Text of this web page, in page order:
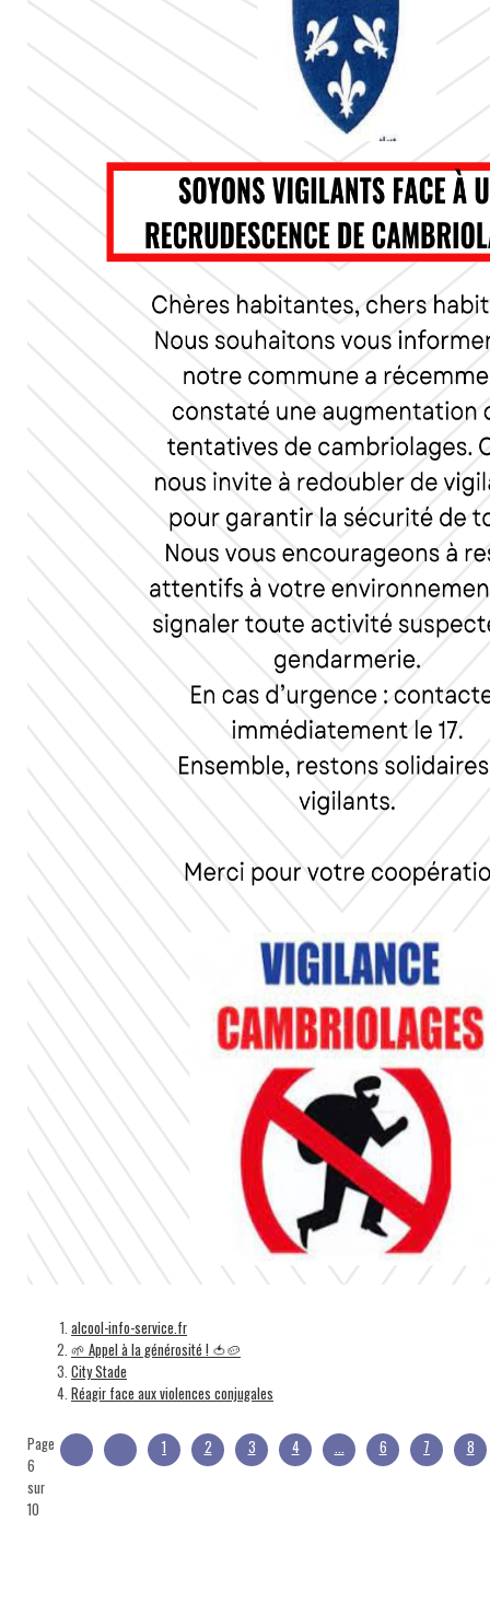
alcool-info-service.fr
🌱 Appel à la générosité ! 🍅🥔
City Stade
Réagir face aux violences conjugales
Page
6
sur
10
1 2 3 4 ... 6 7 8